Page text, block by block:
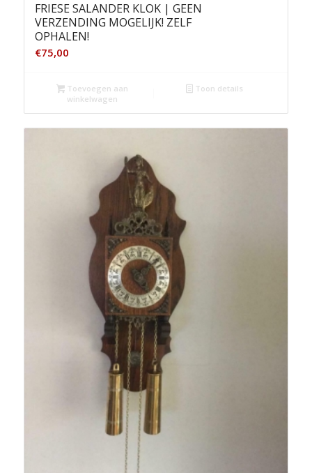
FRIESE SALANDER KLOK | GEEN
VERZENDING MOGELIJK! ZELF
OPHALEN!
€75,00
Toevoegen aan
winkelwagen
Toon details